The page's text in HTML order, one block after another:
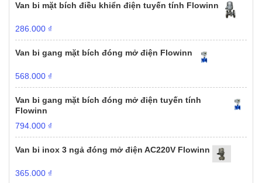
Van bi mặt bích điều khiển điện tuyến tính Flowinn
286.000 ₫
Van bi gang mặt bích đóng mở điện Flowinn
568.000 ₫
Van bi gang mặt bích đóng mở điện tuyến tính
Flowinn
794.000 ₫
Van bi inox 3 ngả đóng mở điện AC220V Flowinn
365.000 ₫